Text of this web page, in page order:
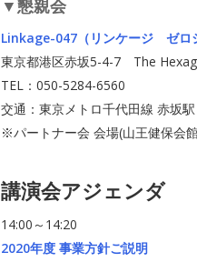
▼懇親会
Linkage-047（リンケージ ゼロ
東京都港区赤坂5-4-7 The
TEL：050-5284-6560
交通：東京メトロ千代田線 赤坂駅
※パートナー会 会場(山王健保会
講演会アジェンダ
14:00～14:20
2020年度 事業方針ご説明